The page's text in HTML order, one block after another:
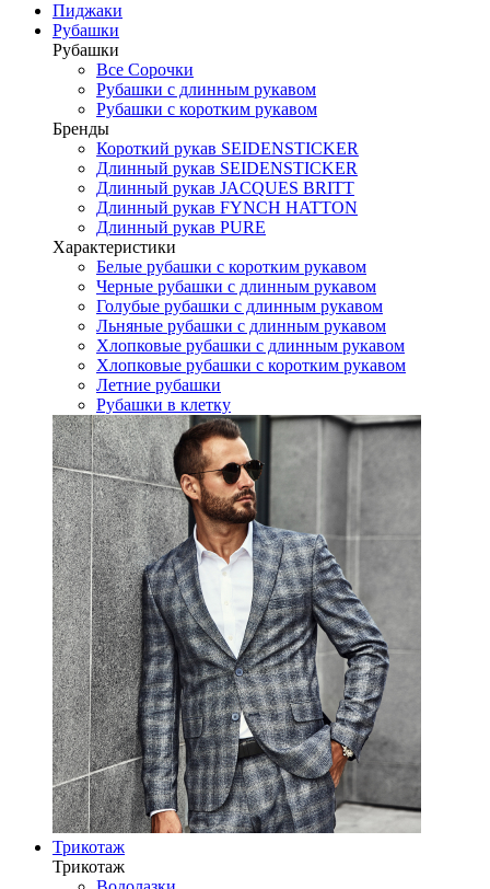
Пиджаки
Рубашки
Рубашки
Все Сорочки
Рубашки с длинным рукавом
Рубашки с коротким рукавом
Бренды
Короткий рукав SEIDENSTICKER
Длинный рукав SEIDENSTICKER
Длинный рукав JAСQUES BRITT
Длинный рукав FYNCH HATTON
Длинный рукав PURE
Характеристики
Белые рубашки с коротким рукавом
Черные рубашки с длинным рукавом
Голубые рубашки с длинным рукавом
Льняные рубашки с длинным рукавом
Хлопковые рубашки с длинным рукавом
Хлопковые рубашки с коротким рукавом
Летние рубашки
Рубашки в клетку
Трикотаж
Трикотаж